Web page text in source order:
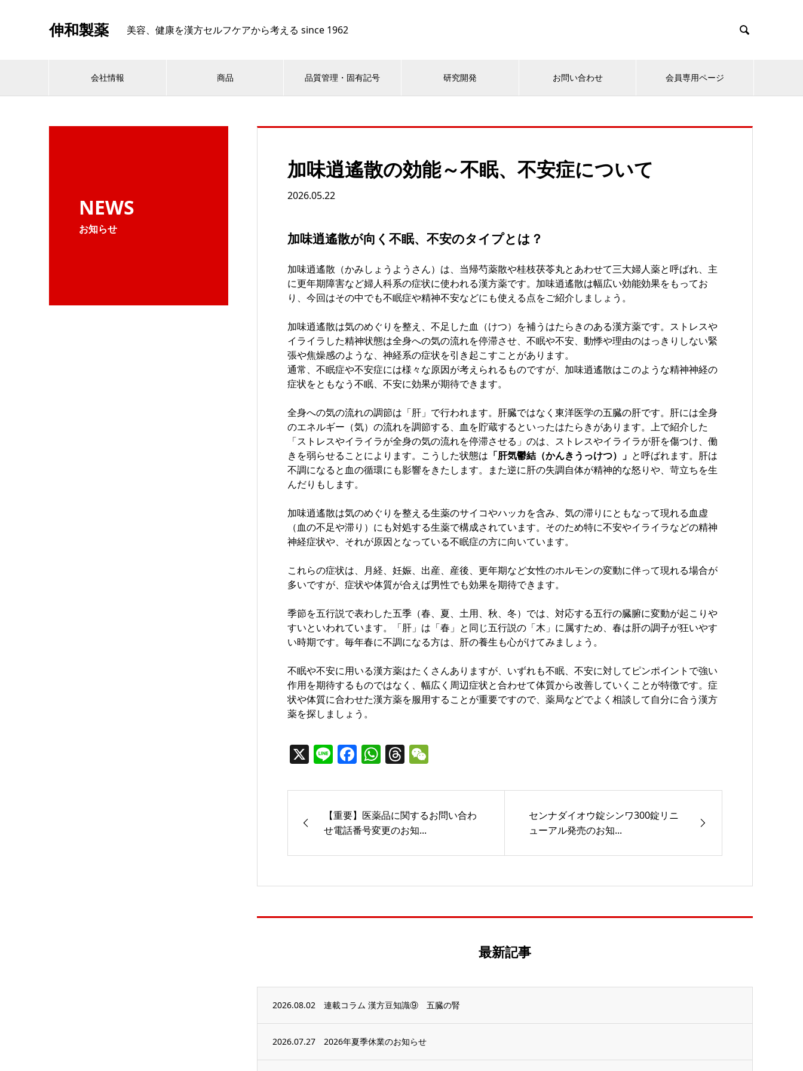
伸和製薬 美容、健康を漢方セルフケアから考える since 1962 
会社情報 商品 品質管理・固有記号 研究開発 お問い合わせ 会員専用ページ
NEWS
お知らせ
加味逍遙散の効能～不眠、不安症について
2026.05.22
加味逍遙散が向く不眠、不安のタイプとは？
加味逍遙散（かみしょうようさん）は、当帰芍薬散や桂枝茯苓丸とあわせて三大婦人薬と呼ばれ、主
に更年期障害など婦人科系の症状に使われる漢方薬です。加味逍遙散は幅広い効能効果をもってお
り、今回はその中でも不眠症や精神不安などにも使える点をご紹介しましょう。
加味逍遙散は気のめぐりを整え、不足した血（けつ）を補うはたらきのある漢方薬です。ストレスや
イライラした精神状態は全身への気の流れを停滞させ、不眠や不安、動悸や理由のはっきりしない緊
張や焦燥感のような、神経系の症状を引き起こすことがあります。
通常、不眠症や不安症には様々な原因が考えられるものですが、加味逍遙散はこのような精神神経の
症状をともなう不眠、不安に効果が期待できます。
全身への気の流れの調節は「肝」で行われます。肝臓ではなく東洋医学の五臓の肝です。肝には全身
のエネルギー（気）の流れを調節する、血を貯蔵するといったはたらきがあります。上で紹介した
「ストレスやイライラが全身の気の流れを停滞させる」のは、ストレスやイライラが肝を傷つけ、働
きを弱らせることによります。こうした状態は 「肝気鬱結（かんきうっけつ）」 と呼ばれます。肝は
不調になると血の循環にも影響をきたします。また逆に肝の失調自体が精神的な怒りや、苛立ちを生
んだりもします。
加味逍遙散は気のめぐりを整える生薬のサイコやハッカを含み、気の滞りにともなって現れる血虚
（血の不足や滞り）にも対処する生薬で構成されています。そのため特に不安やイライラなどの精神
神経症状や、それが原因となっている不眠症の方に向いています。
これらの症状は、月経、妊娠、出産、産後、更年期など女性のホルモンの変動に伴って現れる場合が
多いですが、症状や体質が合えば男性でも効果を期待できます。
季節を五行説で表わした五季（春、夏、土用、秋、冬）では、対応する五行の臓腑に変動が起こりや
すいといわれています。「肝」は「春」と同じ五行説の「木」に属すため、春は肝の調子が狂いやす
い時期です。毎年春に不調になる方は、肝の養生も心がけてみましょう。
不眠や不安に用いる漢方薬はたくさんありますが、いずれも不眠、不安に対してピンポイントで強い
作用を期待するものではなく、幅広く周辺症状と合わせて体質から改善していくことが特徴です。症
状や体質に合わせた漢方薬を服用することが重要ですので、薬局などでよく相談して自分に合う漢方
薬を探しましょう。
X LineFacebook
WhatsApp
Threads
【重要】医薬品に関するお問い合わ
せ電話番号変更のお知...
センナダイオウ錠シンワ300錠リニ
ューアル発売のお知...
最新記事
2026.08.02 連載コラム 漢方豆知識⑨ 五臓の腎
2026.07.27 2026年夏季休業のお知らせ